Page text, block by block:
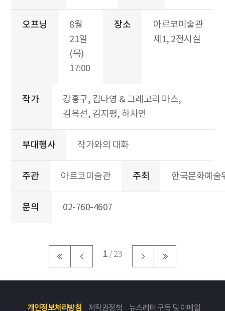
오프닝
8월
21일
(목)
17:00
장소
아르코미술관
제1, 2전시실
작가
강홍구, 김나영 & 그레고리 마스,
김옥선, 김지평, 하차연
부대행사 작가와의 대화
주관 아르코미술관 주최 한국문화예술
문의 02-760-4607
1/ 23
개인정보처리방침 저작권정책 뉴스레터 구독 및 이메일